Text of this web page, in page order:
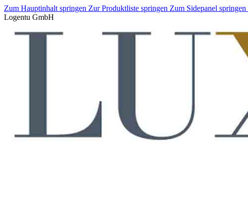
Zum Hauptinhalt springen Zur Produktliste springen Zum Sidepanel springen
Logentu GmbH